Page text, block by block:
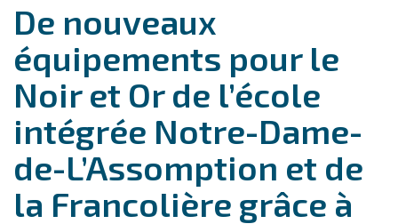
De nouveaux
équipements pour le
Noir et Or de l’école
intégrée Notre-Dame-
de-L’Assomption et de
la Francolière grâce à